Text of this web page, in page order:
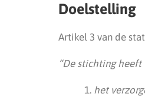
Doelstelling
Artikel 3 van de
“De stichting
het